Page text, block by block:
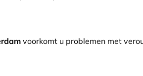
voorkomt u problemen met